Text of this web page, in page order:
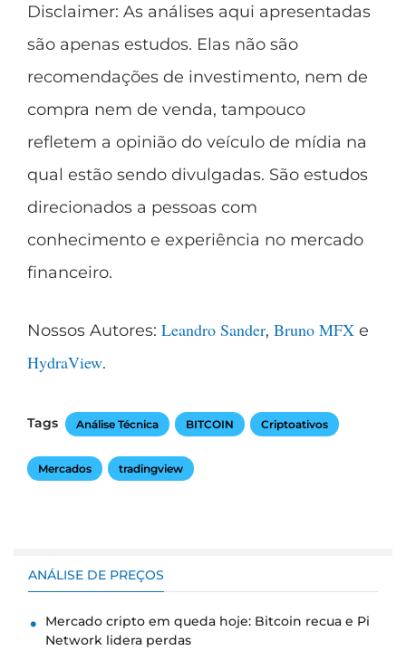
Disclaimer: As análises aqui apresentadas
são apenas estudos. Elas não são
recomendações de investimento, nem de
compra nem de venda, tampouco
refletem a opinião do veículo de mídia na
qual estão sendo divulgadas. São estudos
direcionados a pessoas com
conhecimento e experiência no mercado
financeiro.
Nossos Autores: Leandro Sander, Bruno MFX e
HydraView.
Tags Análise Técnica BITCOIN Criptoativos
Mercados tradingview
ANÁLISE DE PREÇOS
Mercado cripto em queda hoje: Bitcoin recua e Pi
Network lidera perdas